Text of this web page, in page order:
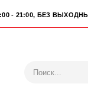
- 21:00, БЕЗ